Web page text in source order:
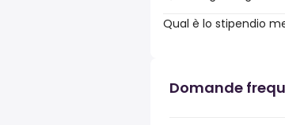
Qual è lo stipendio
Domande